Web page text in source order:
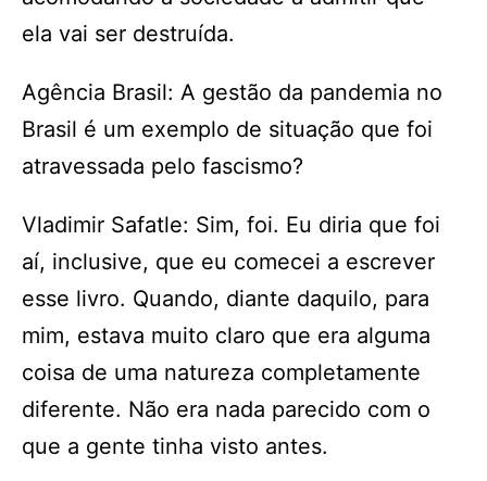
ela vai ser destruída.
Agência Brasil: A gestão da pandemia no
Brasil é um exemplo de situação que foi
atravessada pelo fascismo?
Vladimir Safatle: Sim, foi. Eu diria que foi
aí, inclusive, que eu comecei a escrever
esse livro. Quando, diante daquilo, para
mim, estava muito claro que era alguma
coisa de uma natureza completamente
diferente. Não era nada parecido com o
que a gente tinha visto antes.